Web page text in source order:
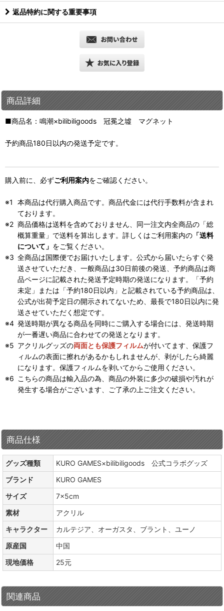
返品特約に関する重要事項
商品詳細
■商品名：鳴潮×bilibiligoods 冠冕之墟 マグネット
予約商品180日以内の発送予定です。
購入前に、必ずご利用案内をご確認ください。
本商品は代行購入商品です。商品代金には代行手数料が含まれ
ております。
商品価格は送料を含めておりません、同一注文内全商品の「総
概算重量」で送料を算出します。詳しくはご利用案内の 「送料
について」 をご覧ください。
全商品は国際便でお届けいたします。公式から届いたらすぐ発
送させていただき、一般商品は30日前後の発送、予約商品は商
品ページに記載された発送予定時期の発送になります。「予約
未定」または「予約180日以内」と記載されている予約商品は、
公式が出荷予定日の開示されてないため、最長で180日以内に発
送させていただく想定です。
発送時期が異なる商品を同時にご購入する場合には、発送時期
が一番遅い商品に合わせての発送となります。
アクリルグッズの両面とも保護フィルムが付いてます、保護フ
ィルムの表面に擦れがあるかもしれませんが、剥がしたら綺麗
になります。保護フィルムを剥いてからご使用ください。
こちらの商品は輸入品の為、商品の外装に多少の破損や汚れが
発生する場合がございます、ご了承の上ご注文ください。
商品仕様
グッズ種類
KURO GAMES×bilibiligoods 公式コラボグッズ
ブランド
KURO GAMES
サイズ
7×5cm
素材
アクリル
キャラクター
カルテジア、オーガスタ、ブラント、ユーノ
原産国
中国
現地価格
25元
関連商品